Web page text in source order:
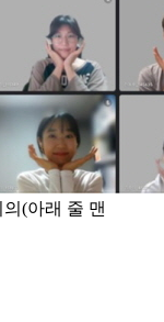
(아래 줄 맨